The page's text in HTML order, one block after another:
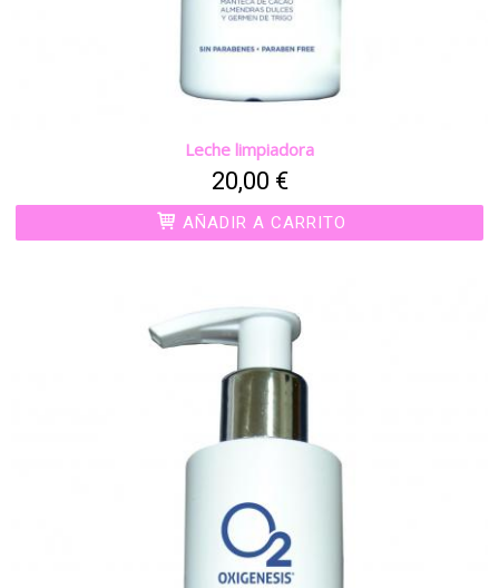
Leche limpiadora
20,00 €
AÑADIR A CARRITO